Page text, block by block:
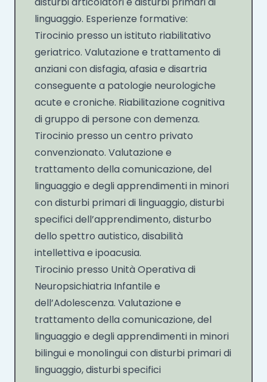
linguaggio. Esperienze formative:
Tirocinio presso un istituto riabilitativo
geriatrico. Valutazione e trattamento di
anziani con disfagia, afasia e disartria
conseguente a patologie neurologiche
acute e croniche. Riabilitazione cognitiva
di gruppo di persone con demenza.
Tirocinio presso un centro privato
convenzionato. Valutazione e
trattamento della comunicazione, del
linguaggio e degli apprendimenti in minori
con disturbi primari di linguaggio, disturbi
specifici dell’apprendimento, disturbo
dello spettro autistico, disabilità
intellettiva e ipoacusia.
Tirocinio presso Unità Operativa di
Neuropsichiatria Infantile e
dell’Adolescenza. Valutazione e
trattamento della comunicazione, del
linguaggio e degli apprendimenti in minori
bilingui e monolingui con disturbi primari di
linguaggio, disturbi specifici